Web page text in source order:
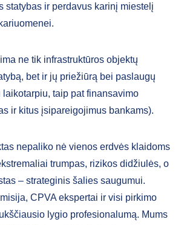
statybas ir perdavus karinį miestelį
ne tik infrastruktūros objektų
bet ir jų priežiūrą bei paslaugų
laikotarpiu, taip pat finansavimo
ir kitus įsipareigojimus bankams).
nepaliko nė vienos erdvės klaidoms
trumpas, rizikos didžiulės, o
– strateginis šalies saugumui.
CPVA ekspertai ir visi pirkimo
lygio profesionalumą. Mums